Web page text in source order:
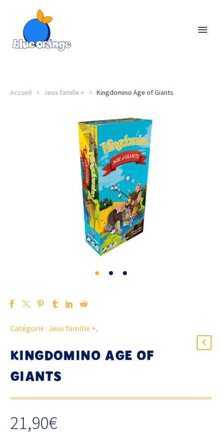
Accueil Jeux famille + Kingdomino Age of Giants
Catégorie : Jeux famille +.
KINGDOMINO AGE OF
GIANTS
21,90€